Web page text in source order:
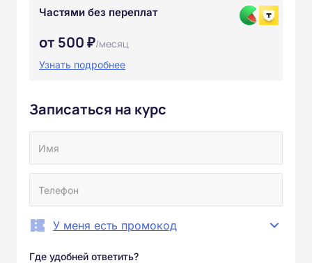
Частями без переплат
от 500 ₽/месяц
Узнать подробнее
Записаться на курс
У меня есть промокод
Где удобней ответить?